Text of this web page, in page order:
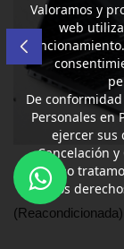
27 Disponibles
Lenovo
Valoramos y
web
De
Personales en
ejercer sus
Cancelación
cómo
dichos